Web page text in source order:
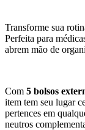
Transforme sua
Perfeita para
abrem mão de
Com 5 bolsos
item tem seu lugar
pertences em
neutros